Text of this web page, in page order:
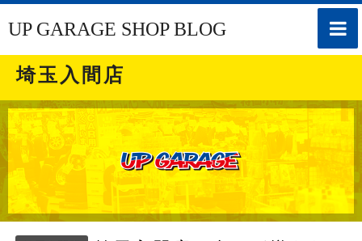
toggle
UP GARAGE SHOP BLOG
埼玉入間店